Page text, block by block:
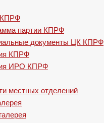
КПРФ
партии КПРФ
документы ЦК КПРФ
КПРФ
ИРО КПРФ
местных отделений